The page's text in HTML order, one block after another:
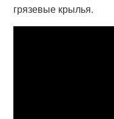
грязевые крылья.